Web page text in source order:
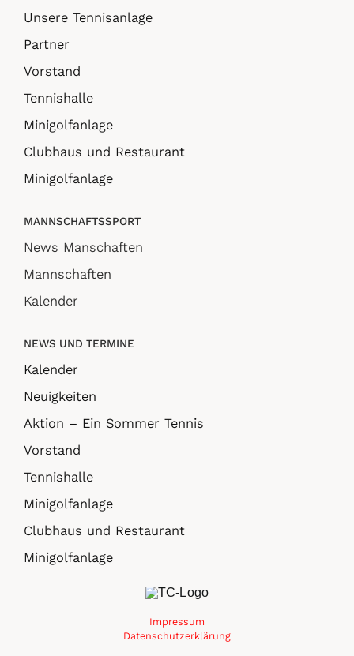
Unsere Tennisanlage
Partner
Vorstand
Tennishalle
Minigolfanlage
Clubhaus und Restaurant
Minigolfanlage
MANNSCHAFTSSPORT
News Manschaften
Mannschaften
Kalender
NEWS UND TERMINE
Kalender
Neuigkeiten
Aktion – Ein Sommer Tennis
Vorstand
Tennishalle
Minigolfanlage
Clubhaus und Restaurant
Minigolfanlage
Impressum
Datenschutzerklärung